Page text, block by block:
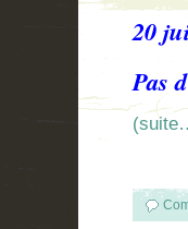
20
Pas